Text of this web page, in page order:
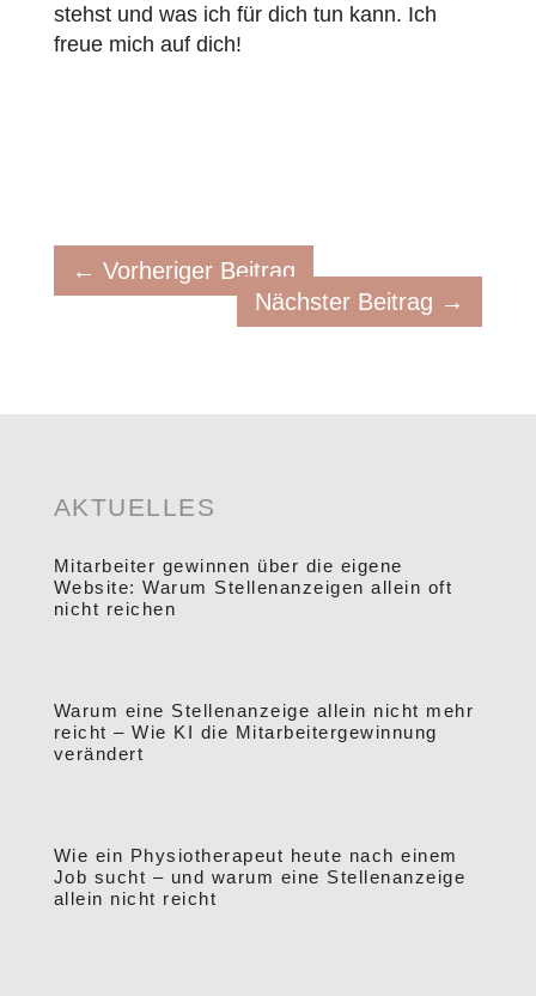
stehst und was ich für dich tun kann. Ich
freue mich auf dich!
← Vorheriger Beitrag
Nächster Beitrag →
AKTUELLES
Mitarbeiter gewinnen über die eigene
Website: Warum Stellenanzeigen allein oft
nicht reichen
Warum eine Stellenanzeige allein nicht mehr
reicht – Wie KI die Mitarbeitergewinnung
verändert
Wie ein Physiotherapeut heute nach einem
Job sucht – und warum eine Stellenanzeige
allein nicht reicht